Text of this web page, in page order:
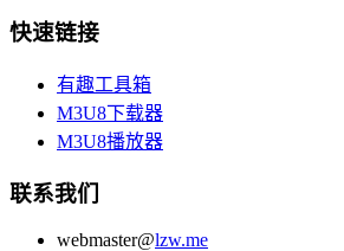
快速链接
有趣工具箱
M3U8下载器
M3U8播放器
联系我们
webmaster@lzw.me